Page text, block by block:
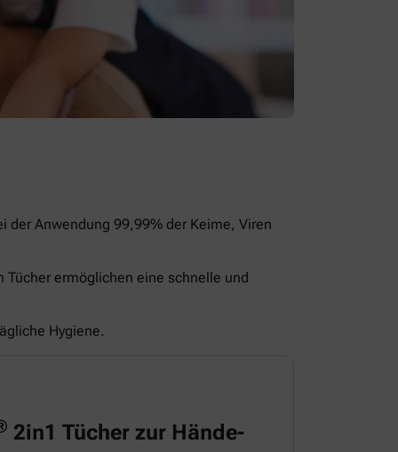
der Anwendung 99,99% der Keime, Viren
ermöglichen eine schnelle und
Hygiene.
2in1 Tücher zur Hände-